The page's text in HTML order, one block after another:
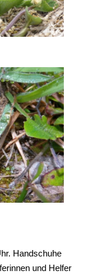
Hand­schu­he
und Hel­fer